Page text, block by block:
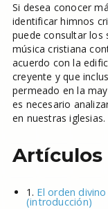
Si desea conocer
identificar himnos
puede consultar los
música cristiana
acuerdo con la
creyente y que
permeado en la
es necesario
en nuestras iglesias.
Artículos
1. El orden
(introducción)